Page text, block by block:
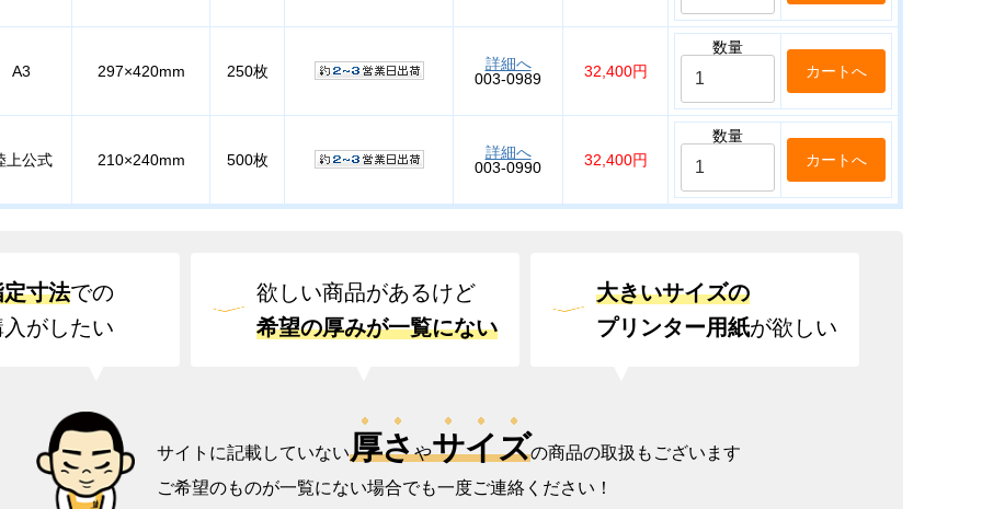
A3 297×420mm 250枚
詳細へ
003-0989
32,400円
数量
上公式 210×240mm 500枚
詳細へ
003-0990
32,400円
数量
定寸法での
がしたい
欲しい商品があるけど
希望の厚みが一覧にない
大きいサイズの
プリンター用紙が欲しい
サイトに記載していない厚さやサイズの商品の取扱もございます
ご希望のものが一覧にない場合でも一度ご連絡ください！